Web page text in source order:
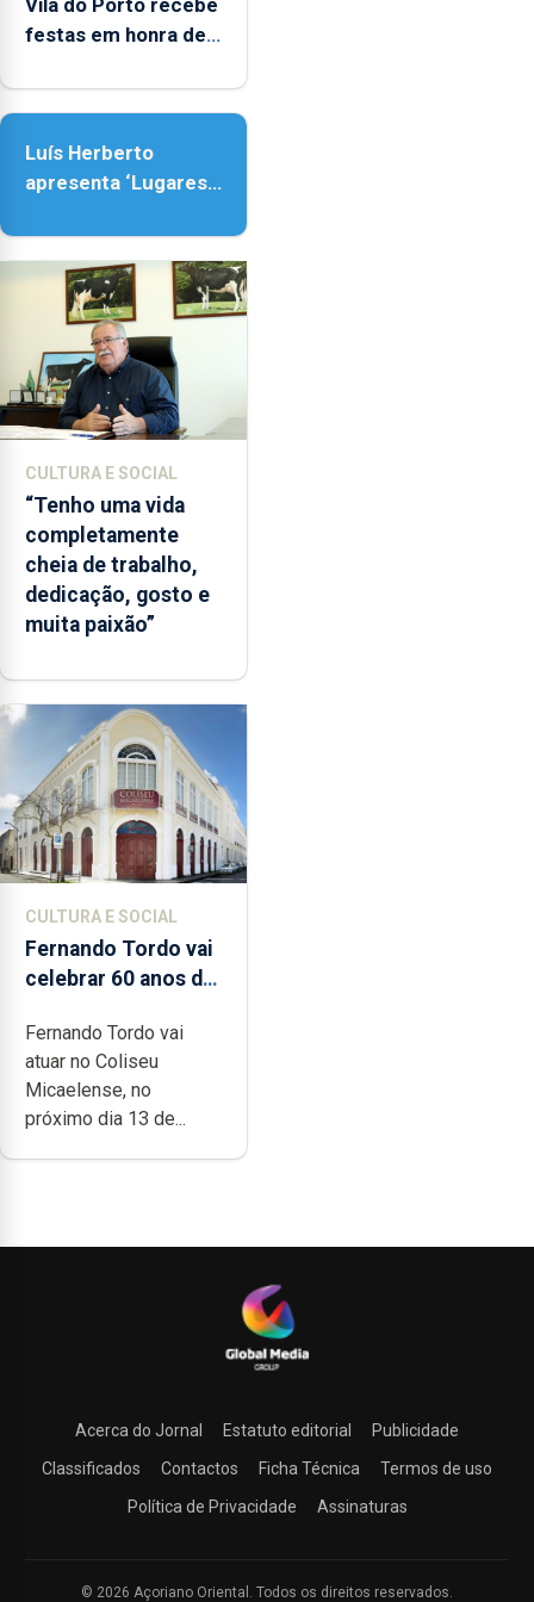
as
e
as
18h00.
Vila do Porto recebe
festas em honra de
Assunção
Luís Herberto
apresenta ‘Lugares
CULTURA E SOCIAL
“Tenho uma vida
completamente
cheia de trabalho,
dedicação, gosto e
muita paixão”
CULTURA E SOCIAL
Fernando Tordo vai
celebrar 60 anos de
Micaelense
Fernando Tordo vai
atuar no Coliseu
Micaelense, no
próximo dia 13 de...
Acerca do Jornal Estatuto editorial
Publicidade
Classificados
Contactos Ficha Técnica
Termos de uso
Política de Privacidade
Assinaturas
© 2026 Açoriano Oriental. Todos os direitos reservados.